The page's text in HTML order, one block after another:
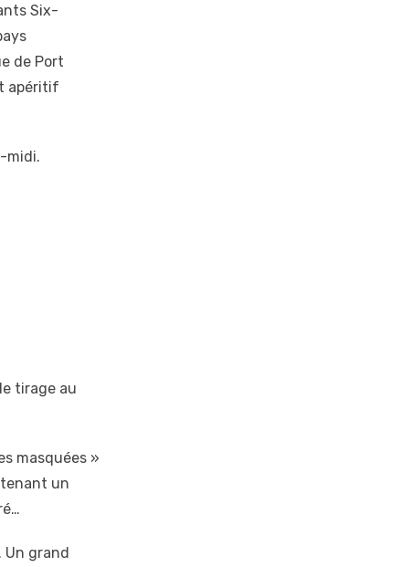
Six-
de Port
apéritif
midi.
tirage au
masquées »
un
Un grand